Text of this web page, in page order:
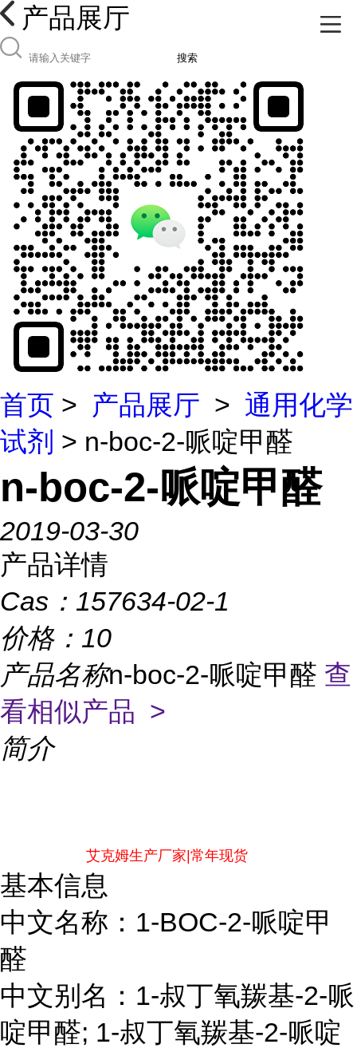
产品展厅
搜索
首页 > 产品展厅 > 通用化学
试剂 > n-boc-2-哌啶甲醛
n-boc-2-哌啶甲醛
2019-03-30
产品详情
Cas： 157634-02-1
价格： 10
产品名称n-boc-2-哌啶甲醛 查
看相似产品 >
简介
艾克姆生产厂家|常年现货
基本信息
中文名称：1-BOC-2-哌啶甲
醛
中文别名：1-叔丁氧羰基-2-哌
啶甲醛; 1-叔丁氧羰基-2-哌啶